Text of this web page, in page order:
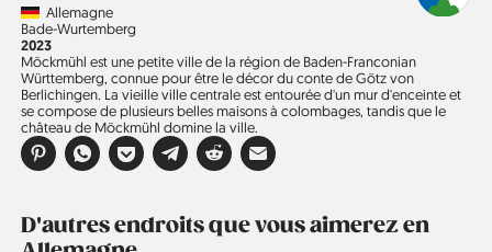
CountryAllemagne
Région
Bade-Wurtemberg
Année
2023
Möckmühl est une petite ville de la région de Baden-Franconian
Württemberg, connue pour être le décor du conte de Götz von
Berlichingen. La vieille ville centrale est entourée d'un mur d'enceinte et
se compose de plusieurs belles maisons à colombages, tandis que le
château de Möckmühl domine la ville.
D'autres endroits que vous aimerez en